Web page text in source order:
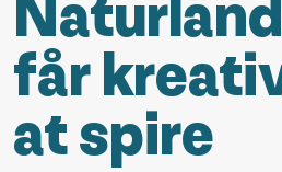
får
at spire